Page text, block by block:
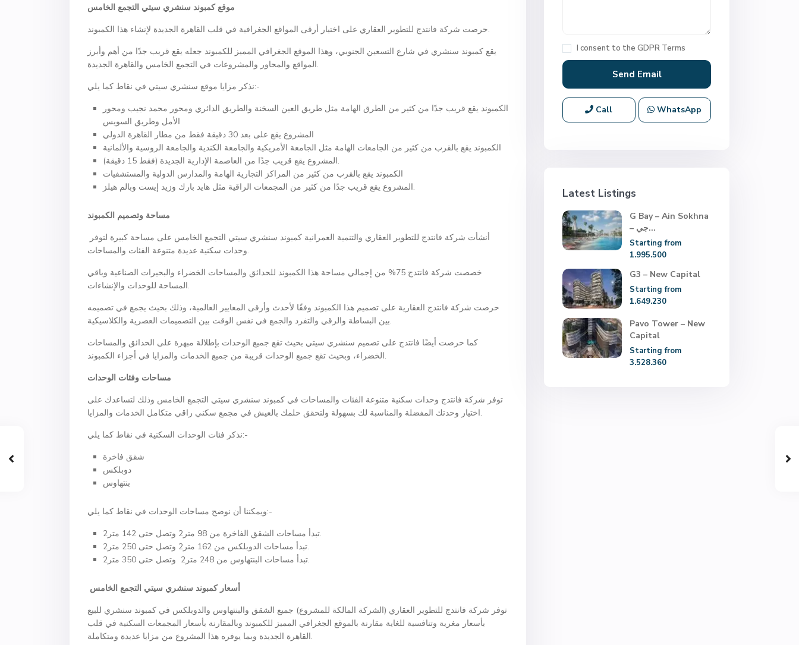
موقع كمبوند سنشري سيتي التجمع الخامس
حرصت شركة فانتدج للتطوير العقاري على اختيار أرقى المواقع الجغرافية في قلب القاهرة الجديدة لإنشاء هذا الكمبوند.
يقع كمبوند سنشري في شارع التسعين الجنوبي، وهذا الموقع الجغرافي المميز للكمبوند جعله يقع قريب جدًا من أهم وأبرز
المواقع والمحاور والمشروعات في التجمع الخامس والقاهرة الجديدة.
نذكر مزايا موقع سنشري سيتي في نقاط كما يلي:-
الكمبوند يقع قريب جدًا من كثير من الطرق الهامة مثل طريق العين السخنة والطريق الدائري ومحور محمد نجيب ومحور
الأمل وطريق السويس
المشروع يقع على بعد 30 دقيقة فقط من مطار القاهرة الدولي
الكمبوند يقع بالقرب من كثير من الجامعات الهامة مثل الجامعة الأمريكية والجامعة الكندية والجامعة الروسية والألمانية
المشروع يقع قريب جدًا من العاصمة الإدارية الجديدة (فقط 15 دقيقة).
الكمبوند يقع بالقرب من كثير من المراكز التجارية الهامة والمدارس الدولية والمستشفيات
المشروع يقع قريب جدًا من كثير من المجمعات الراقية مثل هايد بارك وزيد إيست وبالم هيلز.
مساحة وتصميم الكمبوند
وحدات سكنية عديدة متنوعة الفئات والمساحات.
خصصت شركة فانتدج 75% من إجمالي مساحة هذا الكمبوند للحدائق والمساحات الخضراء والبحيرات الصناعية وباقي
المساحة للوحدات والإنشاءات.
حرصت شركة فانتدج العقارية على تصميم هذا الكمبوند وفقًا لأحدث وأرقى المعايير العالمية، وذلك بحيث يجمع في تصميمه
بين البساطة والرقي والتفرد والجمع في نفس الوقت بين التصميمات العصرية والكلاسيكية.
كما حرصت أيضًا فانتدج على تصميم سنشري سيتي بحيث تقع جميع الوحدات بإطلالة مبهرة على الحدائق والمساحات
الخضراء، وبحيث تقع جميع الوحدات قريبة من جميع الخدمات والمزايا في أجزاء الكمبوند.
مساحات وفئات الوحدات
توفر شركة فانتدج وحدات سكنية متنوعة الفئات والمساحات في كمبوند سنشري سيتي التجمع الخامس وذلك لتساعدك على
اختيار وحدتك المفضلة والمناسبة لك بسهولة ولتحقق حلمك بالعيش في مجمع سكني راقي متكامل الخدمات والمزايا.
نذكر فئات الوحدات السكنية في نقاط كما يلي:-
شقق فاخرة
دوبلكس
بنتهاوس
ويمكننا أن نوضح مساحات الوحدات في نقاط كما يلي:-
تبدأ مساحات الشقق الفاخرة من 98 متر2 وتصل حتى 142 متر2.
تبدأ مساحات الدوبلكس من 162 متر2 وتصل حتى 250 متر2.
تبدأ مساحات البنتهاوس من 248 متر2 وتصل حتى 350 متر2.
أسعار كمبوند سنشري سيتي التجمع الخامس
توفر شركة فانتدج للتطوير العقاري (الشركة المالكة للمشروع) جميع الشقق والبنتهاوس والدوبلكس في كمبوند سنشري للبيع
بأسعار مغرية وتنافسية للغاية مقارنة بالموقع الجغرافي المميز للكمبوند وبالمقارنة بأسعار المجمعات السكنية في قلب
القاهرة الجديدة وبما يوفره هذا المشروع من مزايا عديدة ومتكاملة.
I consent to the GDPR Terms
Call WhatsApp
Latest Listings
G Bay – Ain Sokhna
– جي...
Starting from
1.995.500
G3 – New Capital
Starting from
1.649.230
Pavo Tower – New
Capital
Starting from
3.528.360